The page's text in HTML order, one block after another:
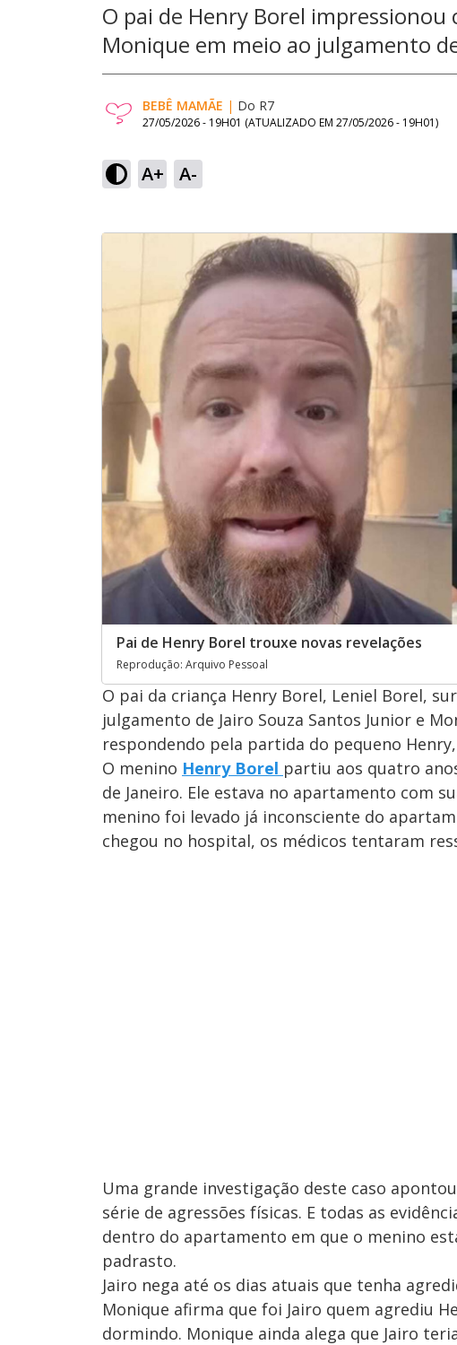
O pai de Henry Borel impressionou
Monique em meio ao julgamento
BEBÊ MAMÃE | Do R7
27/05/2026 - 19H01 (ATUALIZADO EM 27/05/2026 - 19H01)
A+ A-
Pai de Henry Borel trouxe novas revelações
Reprodução: Arquivo Pessoal
O pai da criança Henry Borel, Leniel Borel,
julgamento de Jairo Souza Santos Junior e
respondendo pela partida do pequeno
O menino Henry Borel partiu aos quatro
de Janeiro. Ele estava no apartamento com
menino foi levado já inconsciente do
chegou no hospital, os médicos tentaram
Uma grande investigação deste caso
série de agressões físicas. E todas as
dentro do apartamento em que o menino
padrasto.
Jairo nega até os dias atuais que tenha
Monique afirma que foi Jairo quem agrediu
dormindo. Monique ainda alega que Jairo